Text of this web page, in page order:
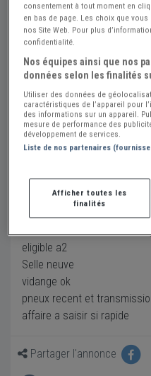
2 500 €
Vintage Car
Loir et Cher (41) -
Voir sur la carte
Voir le téléphone
Description
Kilométrage :53 000 km
eligible a2
Selle neuve
vidange ok
pneux recent et
affaire a saisir si rapide
Partager l'annonce
consentement à tout moment en
en bas de page. Les choix que
nos Site Web. Pour plus
confidentialité.
Nos équipes ainsi que nos
données selon les finalités
Utiliser des données de
caractéristiques de l’appareil pour
des informations sur un appareil.
mesure de performance des
développement de services.
Liste de nos partenaires
Afficher toutes les
finalités